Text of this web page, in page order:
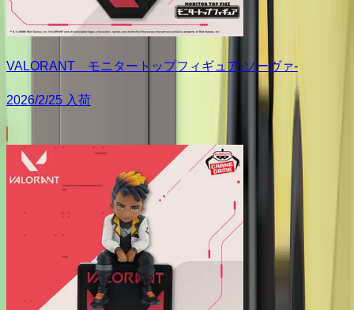
VALORANT モニタートップフィギュア-ソーヴァ-
2026/2/25 入荷